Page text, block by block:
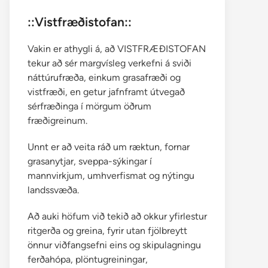
::Vistfræðistofan::
Vakin er athygli á, að VISTFRÆÐISTOFAN
tekur að sér margvísleg verkefni á sviði
náttúrufræða, einkum grasafræði og
vistfræði, en getur jafnframt útvegað
sérfræðinga í mörgum öðrum
fræðigreinum.
Unnt er að veita ráð um ræktun, fornar
grasanytjar, sveppa-sýkingar í
mannvirkjum, umhverfismat og nýtingu
landssvæða.
Að auki höfum við tekið að okkur yfirlestur
ritgerða og greina, fyrir utan fjölbreytt
önnur viðfangsefni eins og skipulagningu
ferðahópa, plöntugreiningar,